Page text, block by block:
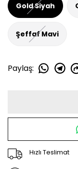
Gold Siyah
Şeffaf Mavi
Paylaş:
Hızlı Teslimat